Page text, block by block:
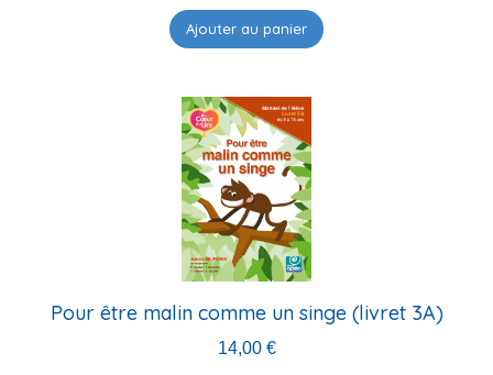
Ajouter au panier
Pour être malin comme un singe (livret 3A)
14,00 €